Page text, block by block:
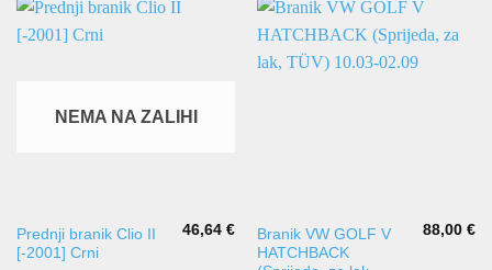
NEMA NA ZALIHI
Prednji branik Clio II
[-2001] Crni
46,64€
Branik VW GOLF V
HATCHBACK
88,00€